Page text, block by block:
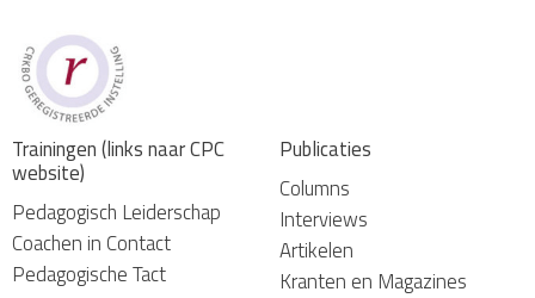
Trainingen (links naar CPC
website)
Pedagogisch Leiderschap
Coachen in Contact
Pedagogische Tact
Publicaties
Columns
Interviews
Artikelen
Kranten en Magazines